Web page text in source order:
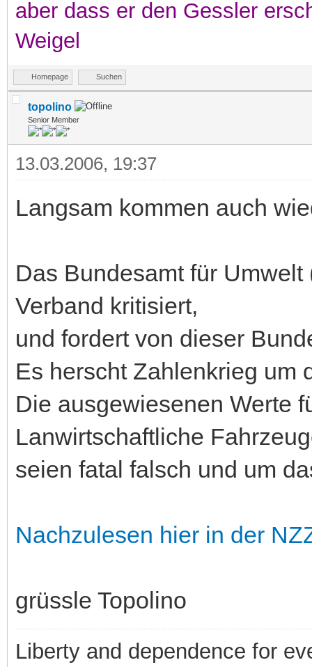
aber dass er den Gessler
Weigel
Homepage Suchen
topolino
Senior Member
13.03.2006, 19:37
Langsam kommen auch
Das Bundesamt für
Verband kritisiert,
und fordert von dieser
Es herscht Zahlenkrieg um
Die ausgewiesenen Werte
Lanwirtschaftliche
seien fatal falsch und um
Nachzulesen hier in der
grüssle Topolino
Liberty and dependence for